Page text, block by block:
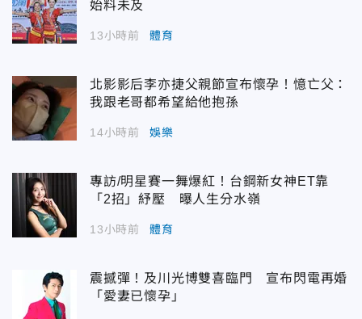
始料未及
13小時前 體育
北影影后李亦捷父親節宣布懷孕！憶亡父：
我跟老哥都希望給他抱孫
14小時前 娛樂
專訪/明星賽一舞爆紅！台鋼新女神ET靠
「2招」紓壓 曝人生分水嶺
13小時前 體育
震撼彈！及川光博雙喜臨門 宣布閃電再婚
「愛妻已懷孕」